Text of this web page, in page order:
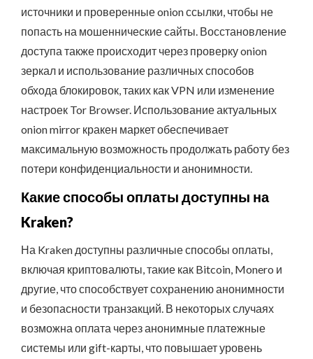
источники и проверенные onion ссылки, чтобы не
попасть на мошеннические сайты. Восстановление
доступа также происходит через проверку onion
зеркал и использование различных способов
обхода блокировок, таких как VPN или изменение
настроек Tor Browser. Использование актуальных
onion mirror кракен маркет обеспечивает
максимальную возможность продолжать работу без
потери конфиденциальности и анонимности.
Какие способы оплаты доступны на
Kraken?
На Kraken доступны различные способы оплаты,
включая криптовалюты, такие как Bitcoin, Monero и
другие, что способствует сохранению анонимности
и безопасности транзакций. В некоторых случаях
возможна оплата через анонимные платежные
системы или gift-карты, что повышает уровень